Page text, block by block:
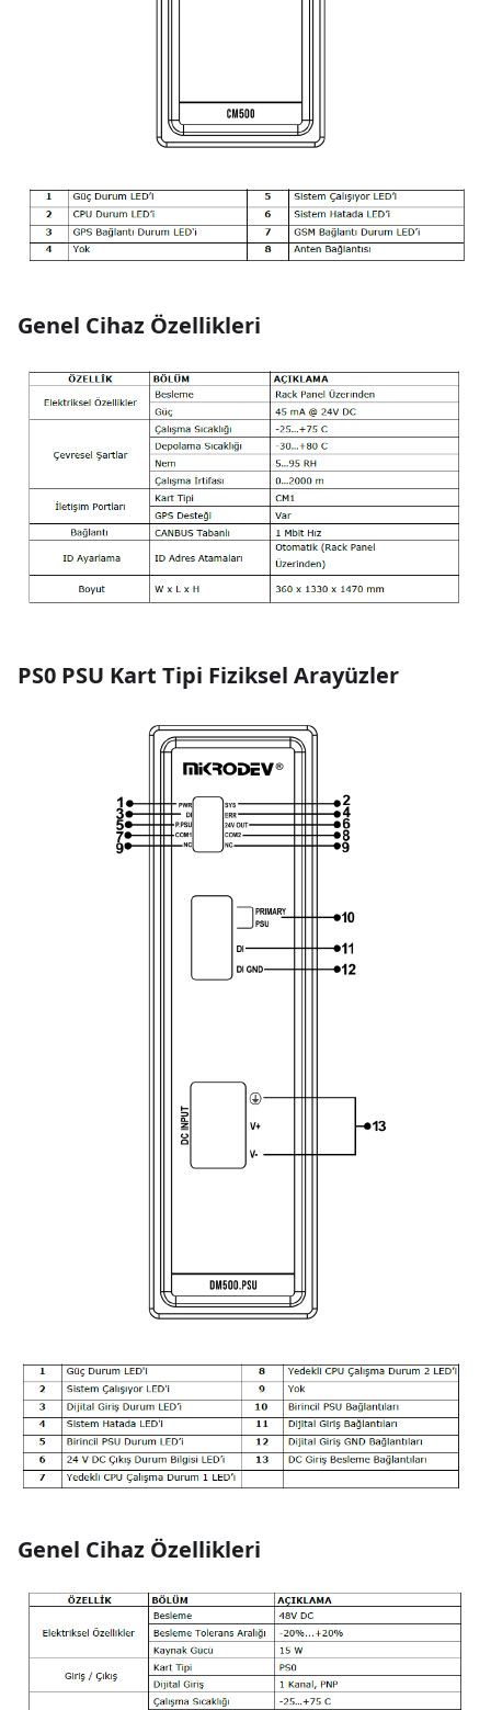
Genel Cihaz Özellikleri
PS0 PSU Kart Tipi Fiziksel Arayüzler
Genel Cihaz Özellikleri